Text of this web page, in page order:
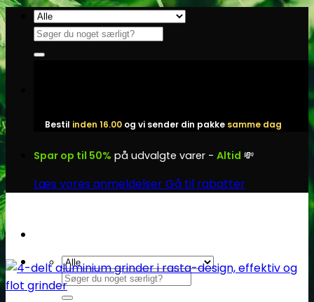
Fortsæt
indhold
Søg
efter:
Bestil inden 16.00 og vi sender din pakke samme dag
Spar op til 50% på udvalgte varer - Altid 💸
Læs vores anmeldelserGå til rabatter
Søg
efter: